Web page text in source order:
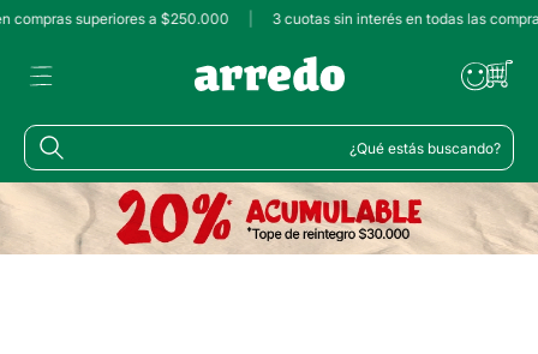
compras superiores a $250.000 3 cuotas sin interés en todas las
¿Qué estás buscando?